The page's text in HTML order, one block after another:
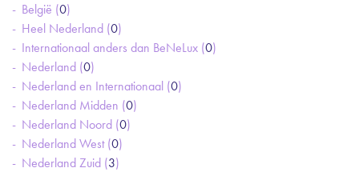
België (0)
Heel Nederland (0)
Internationaal anders dan BeNeLux (0)
Nederland (0)
Nederland en Internationaal (0)
Nederland Midden (0)
Nederland Noord (0)
Nederland West (0)
Nederland Zuid (3)